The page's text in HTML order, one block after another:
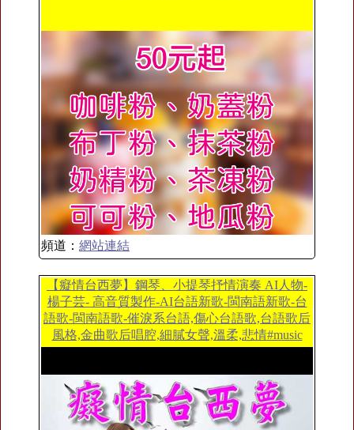
頻道： 網站連結
【癡情台西夢】鋼琴、小提琴抒情演奏 AI人物-
楊子芸- 高音質製作-AI台語新歌-閩南語新歌-台
語歌-閩南語歌-催淚系台語,傷心台語歌,台語歌后
風格,金曲歌后唱腔,細膩女聲,溫柔,悲情#music